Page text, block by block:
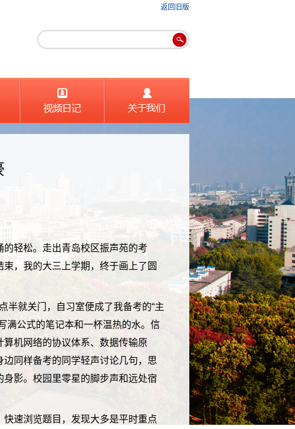
返回旧版
轻松。走出青岛校区振声苑的考
，我的大三上学期，终于画上了圆
半就关门，自习室便成了我备考的“主
满公式的笔记本和一杯温热的水。信
机网络的协议体系、数据传输原
同样备考的同学轻声讨论几句，思
影。校园里零星的脚步声和远处宿
速浏览题目，发现大多是平时重点